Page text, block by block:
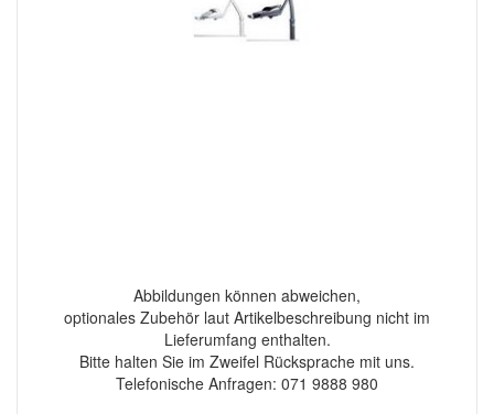
Abbildungen können abweichen,
optionales Zubehör laut Artikelbeschreibung nicht im
Lieferumfang enthalten.
Bitte halten Sie im Zweifel Rücksprache mit uns.
Telefonische Anfragen: 071 9888 980